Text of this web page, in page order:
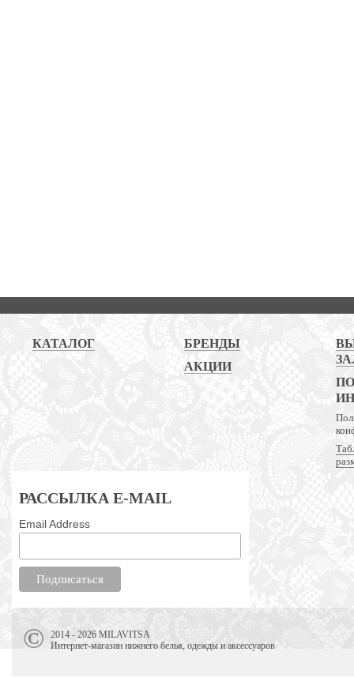
КАТАЛОГ
БРЕНДЫ
АКЦИИ
РАССЫЛКА E-MAIL
Email Address
2014 - 2026 MILAVITSA
Интернет-магазин нижнего белья, одежды и аксессуаров